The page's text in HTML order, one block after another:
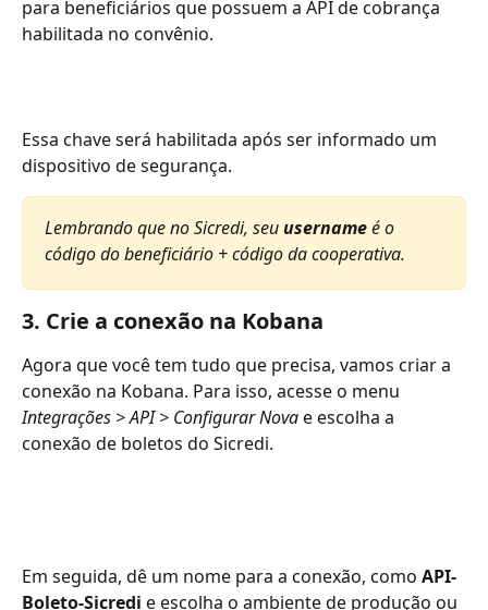
para beneficiários que possuem a API de cobrança
habilitada no convênio.
Essa chave será habilitada após ser informado um
dispositivo de segurança.
Lembrando que no Sicredi, seu username é o
código do beneficiário + código da cooperativa.
3. Crie a conexão na Kobana
Agora que você tem tudo que precisa, vamos criar a
conexão na Kobana. Para isso, acesse o menu
Integrações > API > Configurar Nova e escolha a
conexão de boletos do Sicredi.
Em seguida, dê um nome para a conexão, como API-
Boleto-Sicredi e escolha o ambiente de produção ou